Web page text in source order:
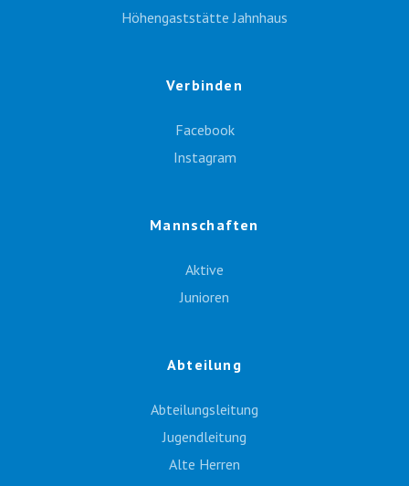
Höhengaststätte Jahnhaus
Verbinden
Facebook
Instagram
Mannschaften
Aktive
Junioren
Abteilung
Abteilungsleitung
Jugendleitung
Alte Herren